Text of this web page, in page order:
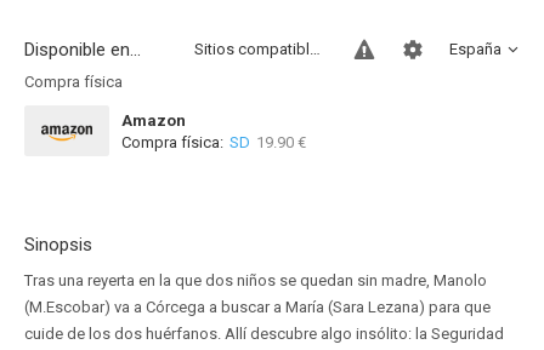
Disponible en... España
Sitios compatibles
Compra física
Amazon
Compra física: SD 19.90 €
Sinopsis
Tras una reyerta en la que dos niños se quedan sin madre, Manolo
(M.Escobar) va a Córcega a buscar a María (Sara Lezana) para que
cuide de los dos huérfanos. Allí descubre algo insólito: la Seguridad